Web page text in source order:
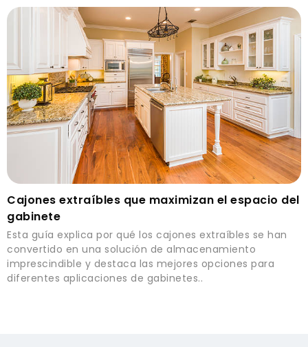
Cajones extraíbles que maximizan el espacio del
gabinete
Esta guía explica por qué los cajones extraíbles se han
convertido en una solución de almacenamiento
imprescindible y destaca las mejores opciones para
diferentes aplicaciones de gabinetes..